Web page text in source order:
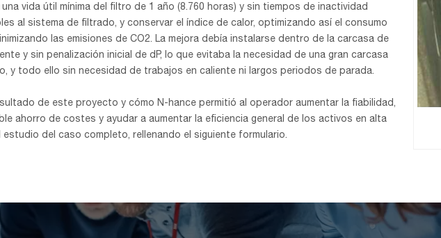
vida útil mínima del filtro de 1 año (8.760 horas) y sin tiempos de inactividad
al sistema de filtrado, y conservar el índice de calor, optimizando así el consumo
las emisiones de CO2. La mejora debía instalarse dentro de la carcasa de
y sin penalización inicial de dP, lo que evitaba la necesidad de una gran carcasa
y todo ello sin necesidad de trabajos en caliente ni largos periodos de parada.
de este proyecto y cómo N-hance permitió al operador aumentar la fiabilidad,
ahorro de costes y ayudar a aumentar la eficiencia general de los activos en alta
estudio del caso completo, rellenando el siguiente formulario.